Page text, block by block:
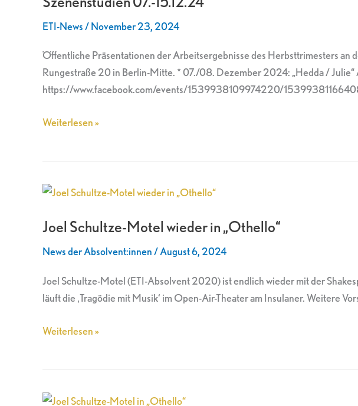
ETI-News/November 23, 2024
Öffentliche Präsentationen der Arbeitsergebnisse des Herbsttrimesters an
Rungestraße 20 in Berlin-Mitte. * 07./08. Dezember 2024: „Hedda /
https://www.facebook.com/events/1539938109974220/
Weiterlesen »
Joel Schultze-Motel wieder in „Othello“
News der Absolvent:innen/August 6, 2024
Joel Schultze-Motel (ETI-Absolvent 2020) ist endlich wieder mit der
läuft die ‚Tragödie mit Musik‘ im Open-Air-Theater am Insulaner. Weitere
Joel
Motel
in
„Othello“
Weiterlesen »
Joel